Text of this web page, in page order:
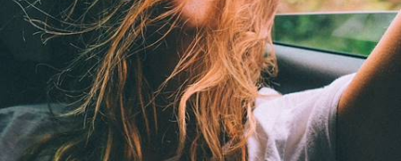
Warum mit Voyageurs du
MondeUSAreisen?